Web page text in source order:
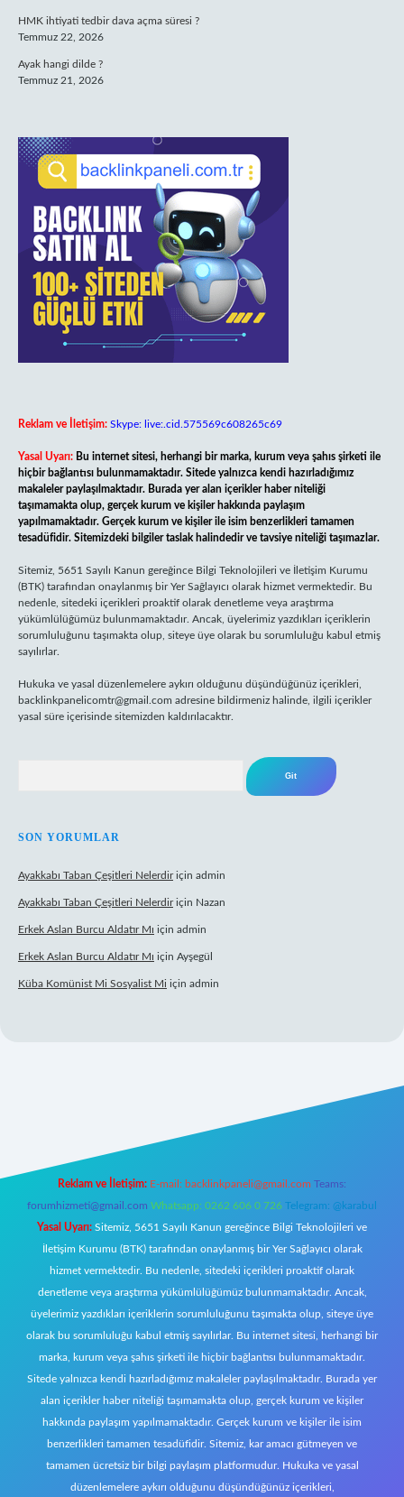
HMK ihtiyati tedbir dava açma süresi ?
Temmuz 22, 2026
Ayak hangi dilde ?
Temmuz 21, 2026
Reklam ve İletişim: Skype: live:.cid.575569c608265c69
Yasal Uyarı: Bu internet sitesi, herhangi bir marka, kurum veya şahıs şirketi ile
hiçbir bağlantısı bulunmamaktadır. Sitede yalnızca kendi hazırladığımız
makaleler paylaşılmaktadır. Burada yer alan içerikler haber niteliği
taşımamakta olup, gerçek kurum ve kişiler hakkında paylaşım
yapılmamaktadır. Gerçek kurum ve kişiler ile isim benzerlikleri tamamen
tesadüfidir. Sitemizdeki bilgiler taslak halindedir ve tavsiye niteliği taşımazlar.
Sitemiz, 5651 Sayılı Kanun gereğince Bilgi Teknolojileri ve İletişim Kurumu
(BTK) tarafından onaylanmış bir Yer Sağlayıcı olarak hizmet vermektedir. Bu
nedenle, sitedeki içerikleri proaktif olarak denetleme veya araştırma
yükümlülüğümüz bulunmamaktadır. Ancak, üyelerimiz yazdıkları içeriklerin
sorumluluğunu taşımakta olup, siteye üye olarak bu sorumluluğu kabul etmiş
sayılırlar.
Hukuka ve yasal düzenlemelere aykırı olduğunu düşündüğünüz içerikleri,
backlinkpanelicomtr@gmail.com adresine bildirmeniz halinde, ilgili içerikler
yasal süre içerisinde sitemizden kaldırılacaktır.
SON YORUMLAR
Ayakkabı Taban Çeşitleri Nelerdiriçin admin
Ayakkabı Taban Çeşitleri Nelerdiriçin Nazan
Erkek Aslan Burcu Aldatır Mı için admin
Erkek Aslan Burcu Aldatır Mı için Ayşegül
Küba Komünist Mi Sosyalist Mi için admin
Reklam ve İletişim: E-mail: backlinkpaneli@gmail.com Teams:
forumhizmeti@gmail.com Whatsapp: 0262 606 0 726 Telegram: @karabul
Yasal Uyarı: Sitemiz, 5651 Sayılı Kanun gereğince Bilgi Teknolojileri ve
İletişim Kurumu (BTK) tarafından onaylanmış bir Yer Sağlayıcı olarak
hizmet vermektedir. Bu nedenle, sitedeki içerikleri proaktif olarak
denetleme veya araştırma yükümlülüğümüz bulunmamaktadır. Ancak,
üyelerimiz yazdıkları içeriklerin sorumluluğunu taşımakta olup, siteye üye
olarak bu sorumluluğu kabul etmiş sayılırlar. Bu internet sitesi, herhangi bir
marka, kurum veya şahıs şirketi ile hiçbir bağlantısı bulunmamaktadır.
Sitede yalnızca kendi hazırladığımız makaleler paylaşılmaktadır. Burada yer
alan içerikler haber niteliği taşımamakta olup, gerçek kurum ve kişiler
hakkında paylaşım yapılmamaktadır. Gerçek kurum ve kişiler ile isim
benzerlikleri tamamen tesadüfidir. Sitemiz, kar amacı gütmeyen ve
tamamen ücretsiz bir bilgi paylaşım platformudur. Hukuka ve yasal
düzenlemelere aykırı olduğunu düşündüğünüz içerikleri,